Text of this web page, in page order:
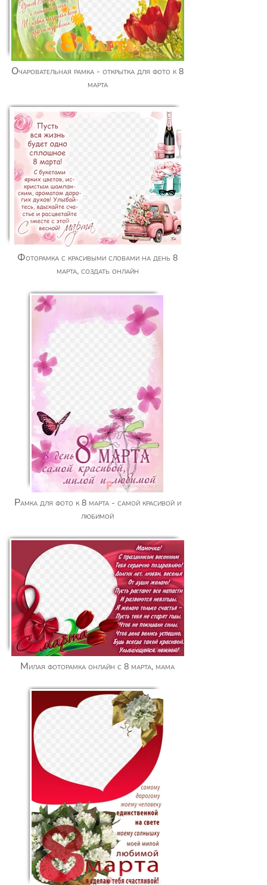
Очаровательная рамка - открытка для фото к 8
марта
Фоторамка с красивыми словами на день 8
марта, создать онлайн
Рамка для фото к 8 марта - самой красивой и
любимой
Милая фоторамка онлайн с 8 марта, мама